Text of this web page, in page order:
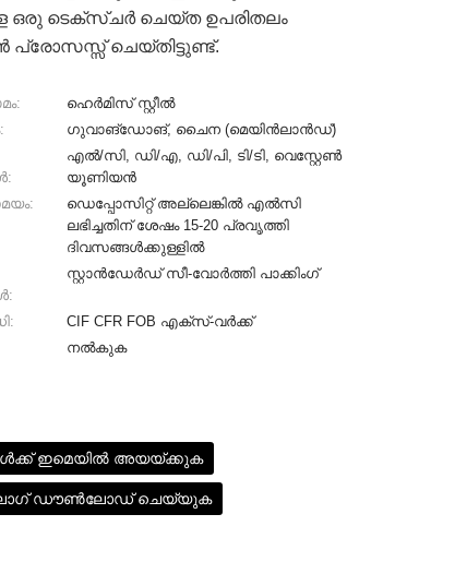
ഒരു ടെക്സ്ചർ ചെയ്ത ഉപരിതലം
പ്രോസസ്സ് ചെയ്തിട്ടുണ്ട്.
ഹെർമിസ് സ്റ്റീൽ
ഗുവാങ്‌ഡോങ്, ചൈന (മെയിൻലാൻഡ്)
എൽ/സി, ഡി/എ, ഡി/പി, ടി/ടി, വെസ്റ്റേൺ
യൂണിയൻ
ഡെപ്പോസിറ്റ് അല്ലെങ്കിൽ എൽസി
ലഭിച്ചതിന് ശേഷം 15-20 പ്രവൃത്തി
ദിവസങ്ങൾക്കുള്ളിൽ
സ്റ്റാൻഡേർഡ് സീ-വോർത്തി പാക്കിംഗ്
CIF CFR FOB എക്സ്-വർക്ക്
നൽകുക
ഇമെയിൽ അയയ്ക്കുക
ഡൗൺലോഡ് ചെയ്യുക